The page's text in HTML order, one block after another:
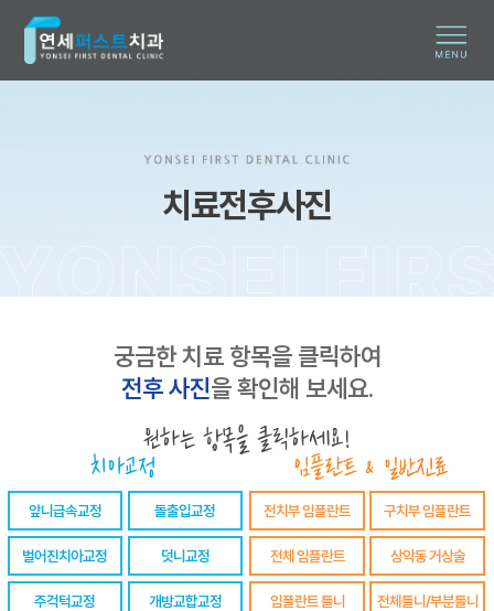
치료전후사진
궁금한 치료 항목을 클릭하여
전후 사진을 확인해 보세요.
원하는 항목을 클릭하세요!
치아교정 임플란트 & 일반진료
앞니급속교정 돌출입교정
벌어진치아교정 덧니교정
주걱턱교정 개방교합교정
전치부 임플란트 구치부 임플란트
전체 임플란트 상악동 거상술
임플란트 틀니 전체틀니/부분틀니